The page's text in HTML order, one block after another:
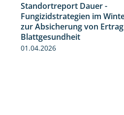
Standortreport Dauer -
Fungizidstrategien im
zur Absicherung von
Blattgesundheit
01.04.2026